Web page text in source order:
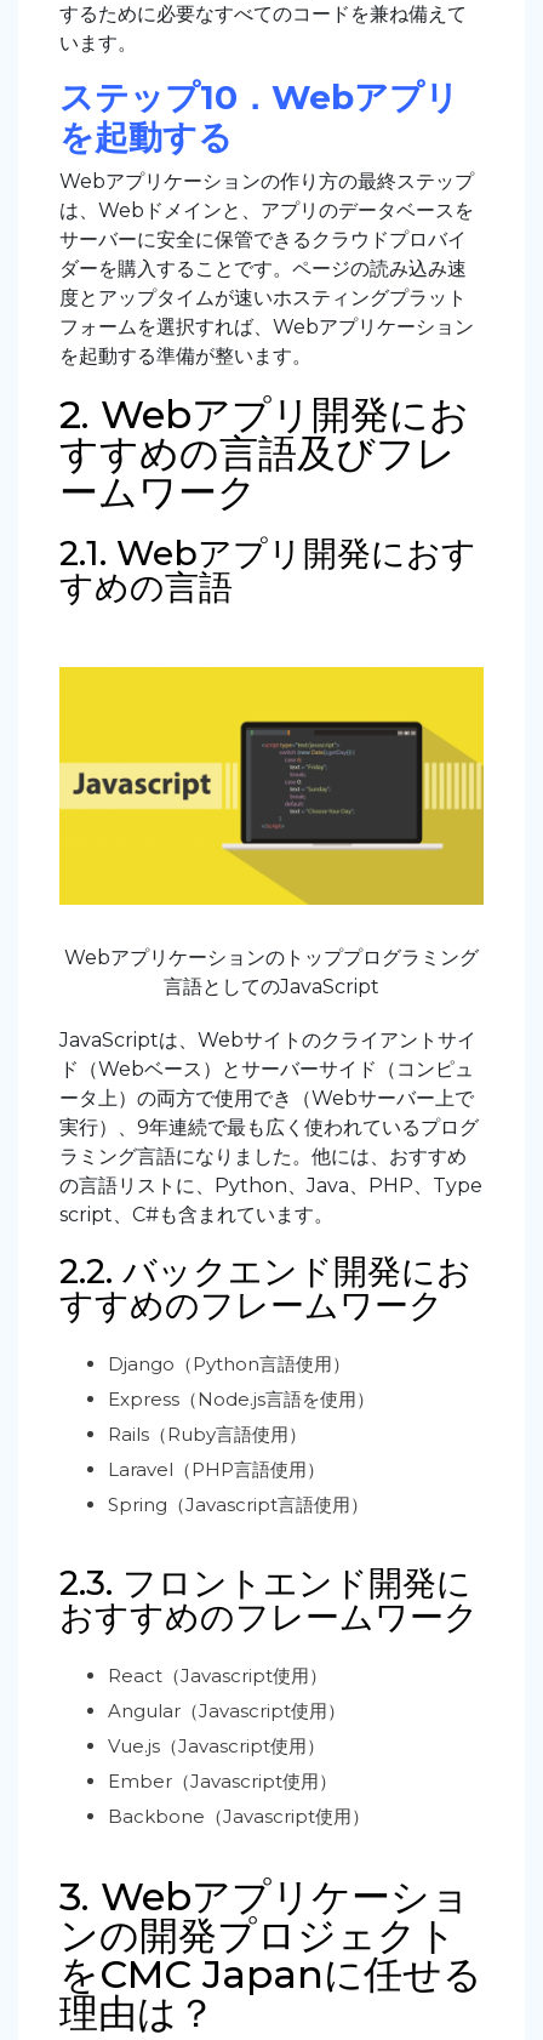
するために必要なすべてのコードを兼ね備えて
います。
ステップ10．Webアプリ
を起動する
Webアプリケーションの作り方の最終ステップ
は、Webドメインと、アプリのデータベースを
サーバーに安全に保管できるクラウドプロバイ
ダーを購入することです。ページの読み込み速
度とアップタイムが速いホスティングプラット
フォームを選択すれば、Webアプリケーション
を起動する準備が整います。
2. Webアプリ開発にお
すすめの言語及びフレ
ームワーク
2.1. Webアプリ開発におす
すめの言語
Webアプリケーションのトッププログラミング
言語としてのJavaScript
JavaScriptは、Webサイトのクライアントサイ
ド（Webベース）とサーバーサイド（コンピュ
ータ上）の両方で使用でき（Webサーバー上で
実行）、9年連続で最も広く使われているプログ
ラミング言語になりました。他には、おすすめ
の言語リストに、Python、Java、PHP、Type
script、C#も含まれています。
2.2. バックエンド開発にお
すすめのフレームワーク
Django（Python言語使用）
Express（Node.js言語を使用）
Rails（Ruby言語使用）
Laravel（PHP言語使用）
Spring（Javascript言語使用）
2.3. フロントエンド開発に
おすすめのフレームワーク
React（Javascript使用）
Angular（Javascript使用）
Vue.js（Javascript使用）
Ember（Javascript使用）
Backbone（Javascript使用）
3. Webアプリケーショ
ンの開発プロジェクト
をCMC Japanに任せる
理由は？